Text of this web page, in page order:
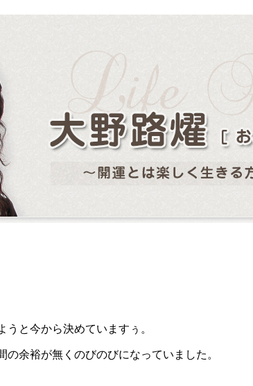
と今から決めていますぅ。
余裕が無くのびのびになっていました。